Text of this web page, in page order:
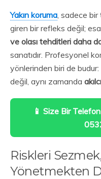
Yakın koruma, sadece
giren bir refleks değil;
ve olası tehditleri daha
sanatıdır. Profesyonel
yönlerinden biri de
değil, aynı zamanda
📱 Size Bir
Riskleri
Yönetmekten